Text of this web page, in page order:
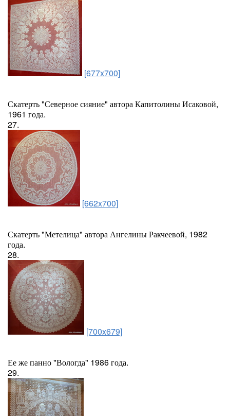
[677x700]
Скатерть "Северное сияние" автора Капитолины Исаковой,
1961 года.
27.
[662x700]
Скатерть "Метелица" автора Ангелины Ракчеевой, 1982
года.
28.
[700x679]
Ее же панно "Вологда" 1986 года.
29.